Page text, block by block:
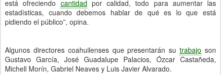
está ofreciendo cantidad por calidad, todo para aumentar las
estadísticas, cuando debemos hablar de qué es lo que está
pidiendo el público”, opina.
Algunos directores coahuilenses que presentarán sutrabajo son
Gustavo García, José Guadalupe Palacios, Ózcar Castañeda,
Michell Morín, Gabriel Neaves y Luis Javier Alvarado.